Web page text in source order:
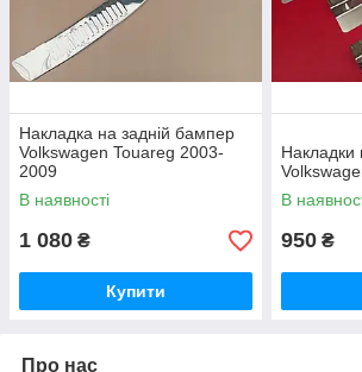
Накладка на задній бампер
Volkswagen Touareg 2003-
2009
В наявності
1 080 ₴
Купити
Накладки
В
950 ₴
Про нас